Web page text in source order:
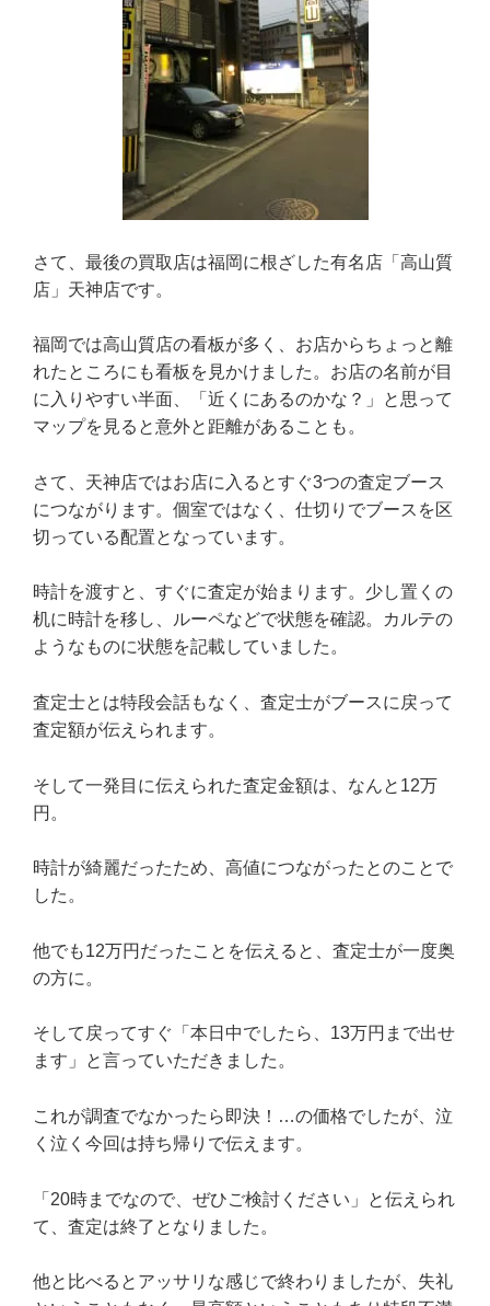
さて、最後の買取店は福岡に根ざした有名店「高山質
店」天神店です。
福岡では高山質店の看板が多く、お店からちょっと離
れたところにも看板を見かけました。お店の名前が目
に入りやすい半面、「近くにあるのかな？」と思って
マップを見ると意外と距離があることも。
さて、天神店ではお店に入るとすぐ3つの査定ブース
につながります。個室ではなく、仕切りでブースを区
切っている配置となっています。
時計を渡すと、すぐに査定が始まります。少し置くの
机に時計を移し、ルーペなどで状態を確認。カルテの
ようなものに状態を記載していました。
査定士とは特段会話もなく、査定士がブースに戻って
査定額が伝えられます。
そして一発目に伝えられた査定金額は、なんと12万
円。
時計が綺麗だったため、高値につながったとのことで
した。
他でも12万円だったことを伝えると、査定士が一度奥
の方に。
そして戻ってすぐ「本日中でしたら、13万円まで出せ
ます」と言っていただきました。
これが調査でなかったら即決！…の価格でしたが、泣
く泣く今回は持ち帰りで伝えます。
「20時までなので、ぜひご検討ください」と伝えられ
て、査定は終了となりました。
他と比べるとアッサリな感じで終わりましたが、失礼